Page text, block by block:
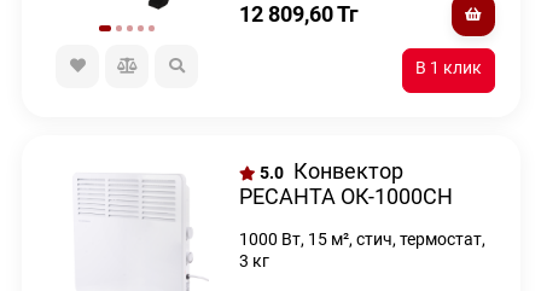
12 809,60Тг
5.0 Конвектор
РЕСАНТА ОК-1000СН
1000 Вт, 15 м², стич, термостат,
3 кг